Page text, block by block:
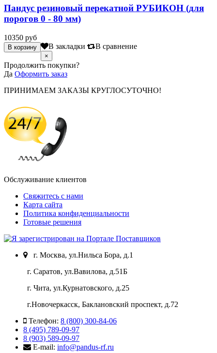
Пандус резиновый перекатной РУБИКОН (для
порогов 0 - 80 мм)
10350 руб
В закладки В сравнение
×
Продолжить покупки?
Да Оформить заказ
ПРИНИМАЕМ ЗАКАЗЫ КРУГЛОСУТОЧНО!
Обслуживание клиентов
Свяжитесь с нами
Карта сайта
Политика конфиденциальности
Готовые решения
г. Москва, ул.Нильса Бора, д.1
г. Саратов, ул.Вавилова, д.51Б
г. Чита, ул.Курнатовского, д.25
г.Новочеркасск, Баклановский проспект, д.72
Телефон: 8 (800) 300-84-06
8 (495) 789-09-97
8 (903) 589-09-97
E-mail: info@pandus-rf.ru